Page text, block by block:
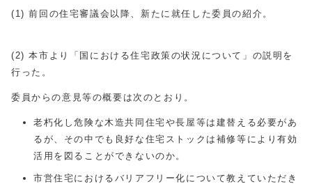
(1) 前回の住宅審議会以降、新たに就任した委員の紹介。
(2) 本市より「国における住宅政策の状況について」の説明を
行った。
委員からの意見等の概要は次のとおり。
老朽化し危険な木造共同住宅や長屋等は建替える必要があ
るが、その中でも良好な住宅ストックは補修等により有効
活用を図ることができないのか。
市営住宅におけるバリアフリー化について教えていただき